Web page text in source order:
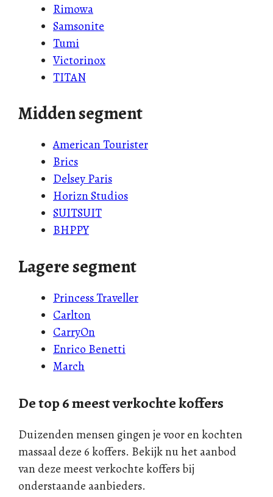
Rimowa
Samsonite
Tumi
Victorinox
TITAN
Midden segment
American Tourister
Brics
Delsey Paris
Horizn Studios
SUITSUIT
BHPPY
Lagere segment
Princess Traveller
Carlton
CarryOn
Enrico Benetti
March
De top 6 meest verkochte koffers
Duizenden mensen gingen je voor en kochten
massaal deze 6 koffers. Bekijk nu het aanbod
van deze meest verkochte koffers bij
onderstaande aanbieders.